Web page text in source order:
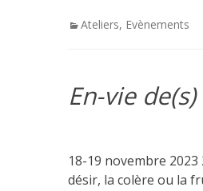
Categories
Ateliers, Evènements
En-vie
18-19 novembre
désir, la colère ou la